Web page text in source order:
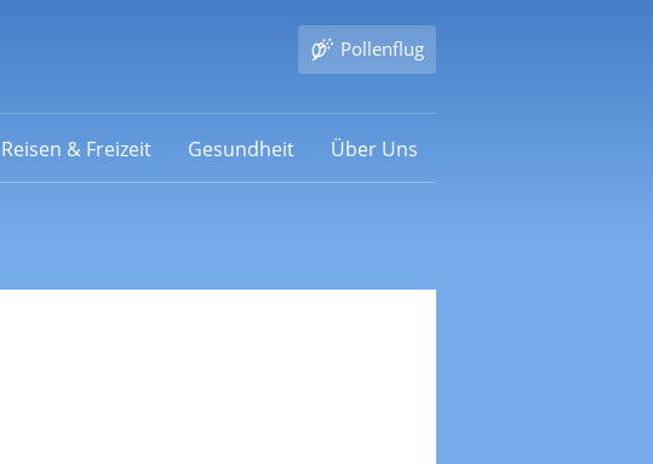
Pollenflug
Reisen & Freizeit Gesundheit Über Uns